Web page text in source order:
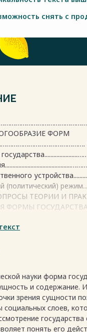
снять с
ФОРМ
(политический)
ТЕОРИИ И
ФОРМЫ
в современной
форме
доступенпосле
науки форма
и содержание.
зрения сущности
социальных слоев,
государства
понять его